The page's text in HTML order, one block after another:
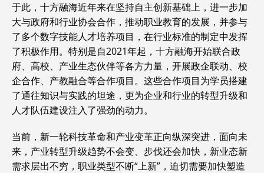
于此，十方融海近年来在坚持自主创新基础上，进一步加
大与政府和行业协会合作，推动职业教育的发展，并参与
了多个数字技能人才培养项目，在行业标准的制定中发挥
了积极作用。特别是自2021年起，十方融海开始联合政
府、高校、产业生态伙伴等各方力量，开展政企联动、校
企合作、产教融合等合作项目。这些合作项目为学员搭建
了通往知识与实践的坦途，更为企业和行业的转型升级和
人才队伍建设注入了强劲的动力。
当前，新一轮科技革命和产业变革正向纵深突进，面向未
来，产业转型升级趋势不会变、步伐还会加快，新业态新
需求层出不穷，职业类型不断“上新”，迫切需要加快塑造